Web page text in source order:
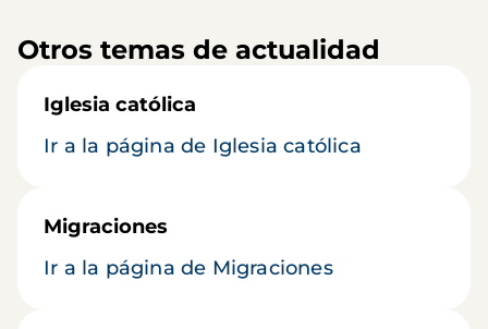
Otros temas de actualidad
Iglesia católica
Ir a la página de Iglesia católica
Migraciones
Ir a la página de Migraciones